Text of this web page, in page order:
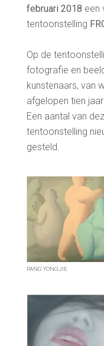
februari 2018 een
tentoonstelling
Op de
fotografie en
kunstenaars, van
afgelopen tien
Een aantal van
tentoonstelling
gesteld.
PANG YONGJIE